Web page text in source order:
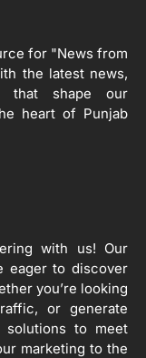
ਤੇ ਆਧਾਰਿਤ
ਫਾਰ ਕਾਟਨ
ਬਧਾਈ ਵਿਖੇ ‘ਖੇਤ
ਕਮਿਸ਼ਨ ਦੇ ਮੈਂਬਰ
ਡਿਜੀਟਾਈਜ਼ੇਸ਼ਨ
ਜ਼ਿਲ੍ਹਾ ਚੋਣ
for "News from
the latest news,
that shape our
heart of Punjab
with us! Our
eager to discover
you’re looking
or generate
solutions to meet
marketing to the